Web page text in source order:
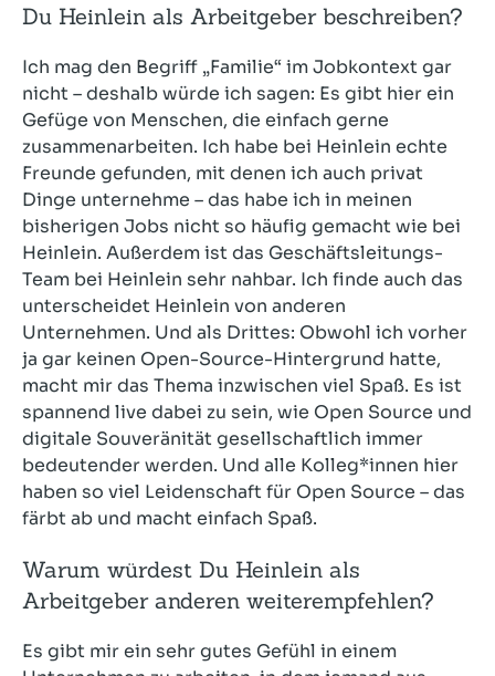
Du Heinlein als Arbeitgeber beschreiben?
Ich mag den Begriff „Familie“ im Jobkontext gar
nicht – deshalb würde ich sagen: Es gibt hier ein
Gefüge von Menschen, die einfach gerne
zusammenarbeiten. Ich habe bei Heinlein echte
Freunde gefunden, mit denen ich auch privat
Dinge unternehme – das habe ich in meinen
bisherigen Jobs nicht so häufig gemacht wie bei
Heinlein. Außerdem ist das Geschäftsleitungs-
Team bei Heinlein sehr nahbar. Ich finde auch das
unterscheidet Heinlein von anderen
Unternehmen. Und als Drittes: Obwohl ich vorher
ja gar keinen Open-Source-Hintergrund hatte,
macht mir das Thema inzwischen viel Spaß. Es ist
spannend live dabei zu sein, wie Open Source und
digitale Souveränität gesellschaftlich immer
bedeutender werden. Und alle Kolleg*innen hier
haben so viel Leidenschaft für Open Source – das
färbt ab und macht einfach Spaß.
Warum würdest Du Heinlein als
Arbeitgeber anderen weiterempfehlen?
Es gibt mir ein sehr gutes Gefühl in einem